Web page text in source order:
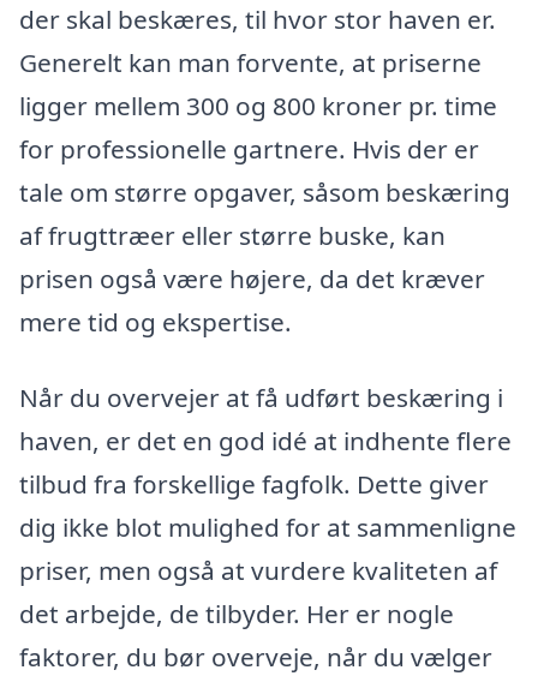
der skal beskæres, til hvor stor haven er.
Generelt kan man forvente, at priserne
ligger mellem 300 og 800 kroner pr. time
for professionelle gartnere. Hvis der er
tale om større opgaver, såsom beskæring
af frugttræer eller større buske, kan
prisen også være højere, da det kræver
mere tid og ekspertise.
Når du overvejer at få udført beskæring i
haven, er det en god idé at indhente flere
tilbud fra forskellige fagfolk. Dette giver
dig ikke blot mulighed for at sammenligne
priser, men også at vurdere kvaliteten af
det arbejde, de tilbyder. Her er nogle
faktorer, du bør overveje, når du vælger